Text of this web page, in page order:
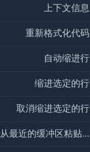
上下文信息
重新格式化代码
自动缩进行
缩进选定的行
取消缩进选定的行
从最近的缓冲区粘贴...